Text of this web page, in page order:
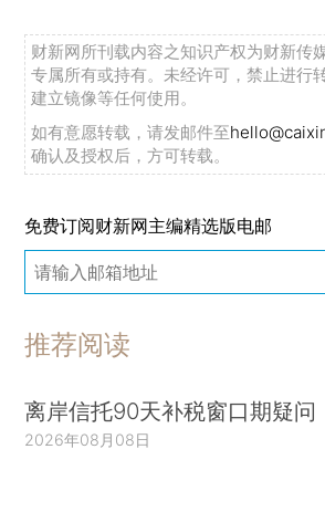
财新网所刊载内容之知识产权为财新传
专属所有或持有。未经许可，禁止进行
建立镜像等任何使用。
如有意愿转载，请发邮件至
确认及授权后，方可转载。
免费订阅财新网主编精选版电邮
推荐阅读
离岸信托90天补税窗口期疑问
2026年08月08日